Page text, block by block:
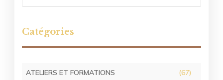
Catégories
ATELIERS ET FORMATIONS (67)